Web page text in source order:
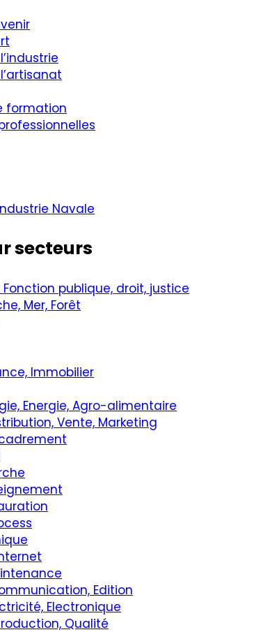
formation
Navale
secteurs
publique, droit, justice
Mer, Forêt
Immobilier
Energie, Agro-alimentaire
Vente, Marketing
Edition
Electronique
Qualité